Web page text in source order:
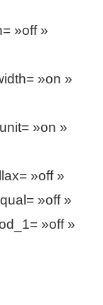
»off »
»on »
»on »
»off »
»off »
»off »